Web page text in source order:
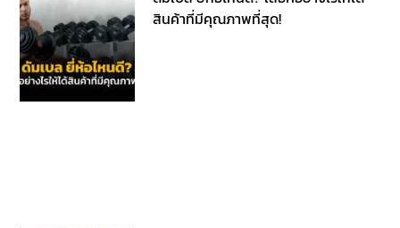
สินค้าที่มีคุณภาพที่สุด!